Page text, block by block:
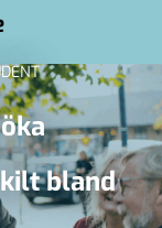
bland